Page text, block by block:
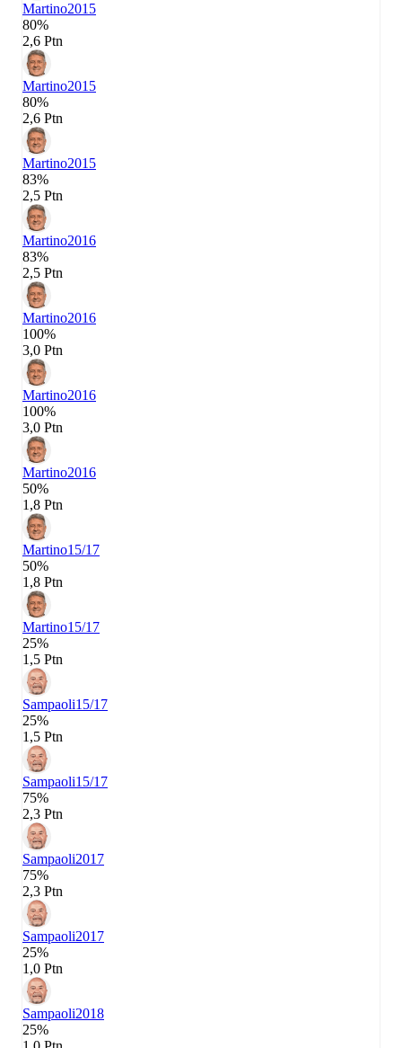
Martino2015
80%
2,6 Ptn
Martino2015
80%
2,6 Ptn
Martino2015
83%
2,5 Ptn
Martino2016
83%
2,5 Ptn
Martino2016
100%
3,0 Ptn
Martino2016
100%
3,0 Ptn
Martino2016
50%
1,8 Ptn
Martino15/17
50%
1,8 Ptn
Martino15/17
25%
1,5 Ptn
Sampaoli15/17
25%
1,5 Ptn
Sampaoli15/17
75%
2,3 Ptn
Sampaoli2017
75%
2,3 Ptn
Sampaoli2017
25%
1,0 Ptn
Sampaoli2018
25%